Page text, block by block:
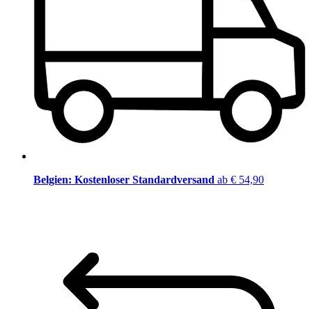
Belgien: Kostenloser Standardversand ab € 54,90